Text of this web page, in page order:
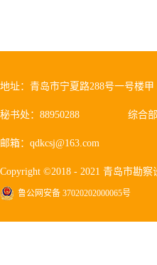
地址：青岛市宁夏路288号一号楼甲
秘书处：88950288 综合
邮箱：qdkcsj@163.com
Copyright ©2018 - 2021 青岛市勘察
鲁公网安备 37020202000065号